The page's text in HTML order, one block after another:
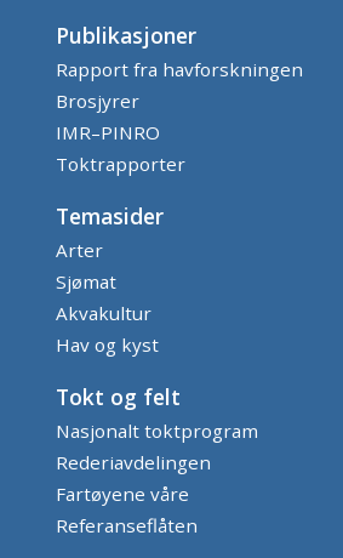
Publikasjoner
Rapport fra havforskningen
Brosjyrer
IMR–PINRO
Toktrapporter
Temasider
Arter
Sjømat
Akvakultur
Hav og kyst
Tokt og felt
Nasjonalt toktprogram
Rederiavdelingen
Fartøyene våre
Referanseflåten